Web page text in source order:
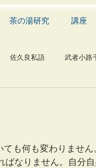
茶の湯研究 講座
佐久良私語 武者小路
なりません。自分